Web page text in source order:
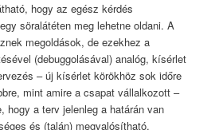
hogy az egész kérdés
söralátéten meg lehetne oldani. A
megoldások, de ezekhez a
(debuggolásával) analóg, kísérlet
– új kísérlet körökhöz sok időre
mint amire a csapat vállalkozott –
hogy a terv jelenleg a határán van
és (talán) megvalósítható.